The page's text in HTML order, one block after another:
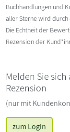
Buchhandlungen und
aller Sterne wird durch
Die Echtheit der
Rezension der
Melden Sie
Rezension
(nur mit
zum Login